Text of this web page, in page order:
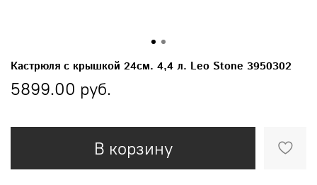
Кастрюля с крышкой 24см. 4,4 л. Leo Stone 3950302
5899.00 руб.
В корзину